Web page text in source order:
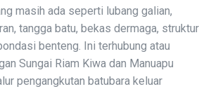
masih ada seperti lubang galian,
tangga batu, bekas dermaga, struktur
benteng. Ini terhubung atau
Sungai Riam Kiwa dan Manuapu
pengangkutan batubara keluar